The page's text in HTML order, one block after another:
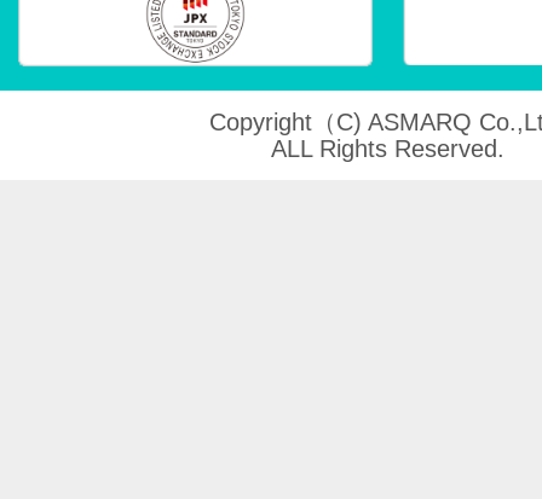
Copyright（C) ASMARQ
ALL Rights Reserved.